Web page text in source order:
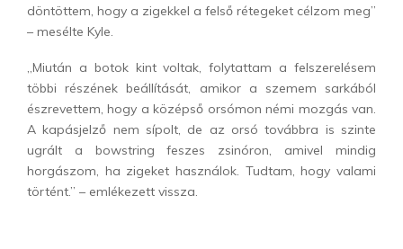
döntöttem, hogy a zigekkel a felső rétegeket célzom meg”
– mesélte Kyle.
„Miután a botok kint voltak, folytattam a felszerelésem
többi részének beállítását, amikor a szemem sarkából
észrevettem, hogy a középső orsómon némi mozgás van.
A kapásjelző nem sípolt, de az orsó továbbra is szinte
ugrált a bowstring feszes zsinóron, amivel mindig
horgászom, ha zigeket használok. Tudtam, hogy valami
történt.” – emlékezett vissza.